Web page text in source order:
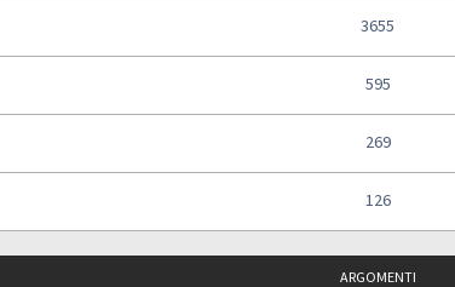
3655
595
269
126
ARGOMENTI